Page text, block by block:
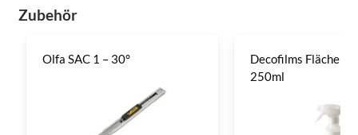
Zubehör
Olfa SAC 1 – 30°
Decofilms
250ml